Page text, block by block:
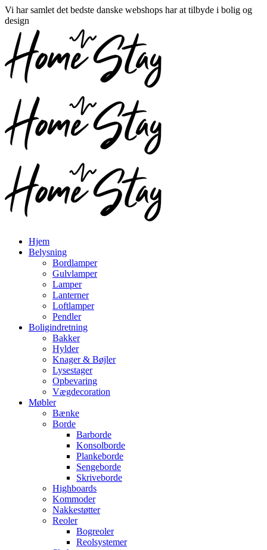
Vi har samlet det bedste danske webshops har at tilbyde i bolig og
design
Hjem
Belysning
Bordlamper
Gulvlamper
Lamper
Lanterner
Loftlamper
Pendler
Boligindretning
Bakker
Hylder
Knager & Bøjler
Lysestager
Opbevaring
Vægdecoration
Møbler
Bænke
Borde
Barborde
Konsolborde
Plankeborde
Sengeborde
Skriveborde
Highboards
Kommoder
Nakkestøtter
Reoler
Bogreoler
Reolsystemer